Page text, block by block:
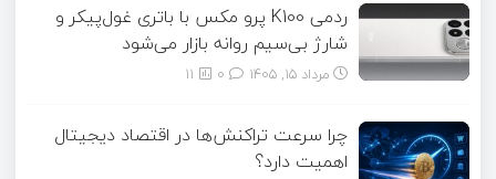
ردمی K100 پرو مکس با باتری غول‌پیکر و
شارژ بی‌سیم روانه بازار می‌شود
مرداد ۱۵, ۱۴۰۵ 11
چرا سرعت تراکنش‌ها در اقتصاد دیجیتال
اهمیت دارد؟